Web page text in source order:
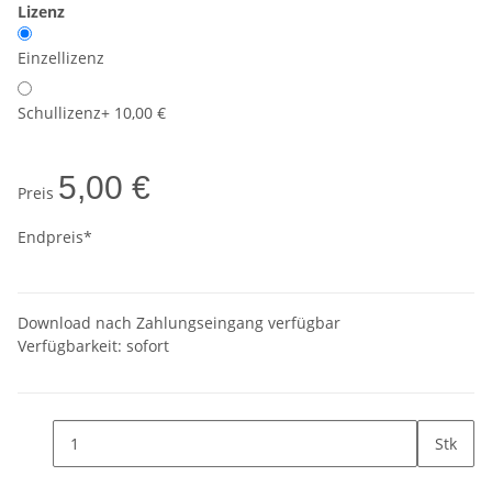
Lizenz
Einzellizenz
Schullizenz+ 10,00 €
Preis 5,00 €
Endpreis*
Download nach Zahlungseingang verfügbar
Verfügbarkeit: sofort
Stk